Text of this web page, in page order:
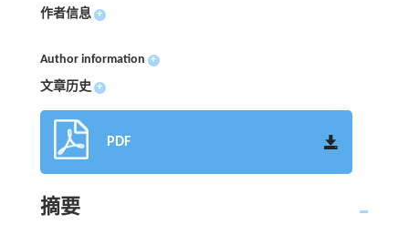
作者信息 +
Author information +
文章历史 +
PDF
摘要